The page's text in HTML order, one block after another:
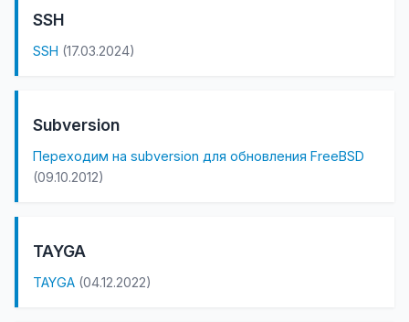
SSH
SSH (17.03.2024)
Subversion
Переходим на subversion для обновления FreeBSD
(09.10.2012)
TAYGA
TAYGA (04.12.2022)